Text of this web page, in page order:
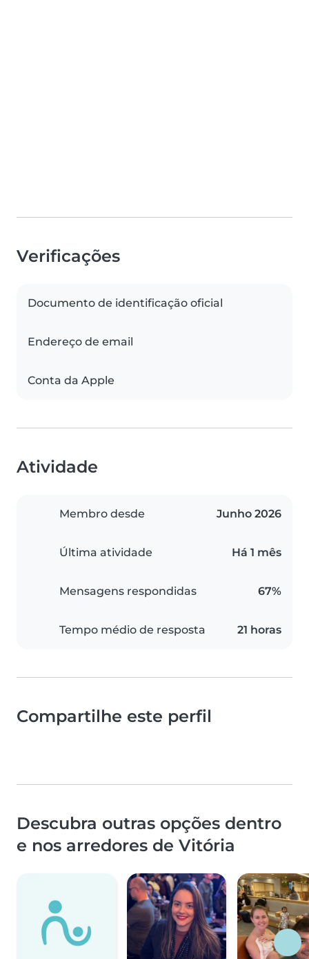
Verificações
Documento de identificação oficial
Endereço de email
Conta da Apple
Atividade
Membro desde Junho 2026
Última atividade Há 1 mês
Mensagens respondidas 67%
Tempo médio de resposta 21 horas
Compartilhe este perfil
Descubra outras opções dentro
e nos arredores de Vitória